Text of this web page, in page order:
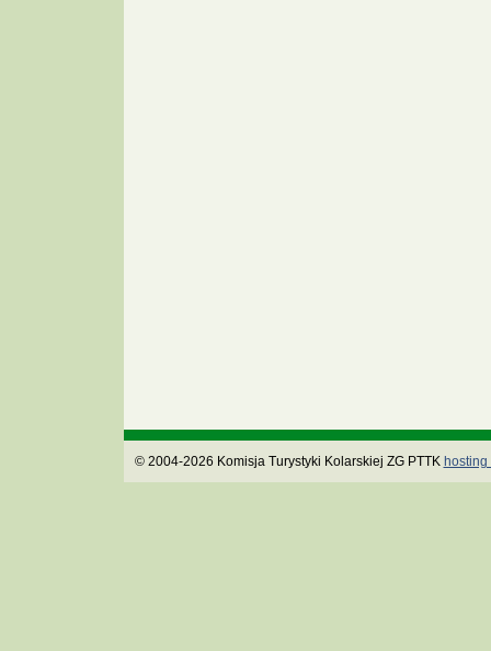
© 2004-2026 Komisja Turystyki Kolarskiej ZG PTTK hosting